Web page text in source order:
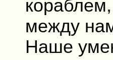
между
Наше